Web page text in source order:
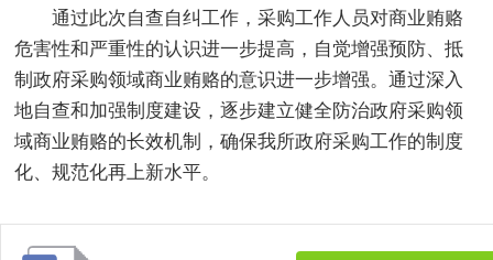
通过此次自查自纠工作，采购工作人员对商业贿赂
危害性和严重性的认识进一步提高，自觉增强预防、抵
制政府采购领域商业贿赂的意识进一步增强。通过深入
地自查和加强制度建设，逐步建立健全防治政府采购领
域商业贿赂的长效机制，确保我所政府采购工作的制度
化、规范化再上新水平。